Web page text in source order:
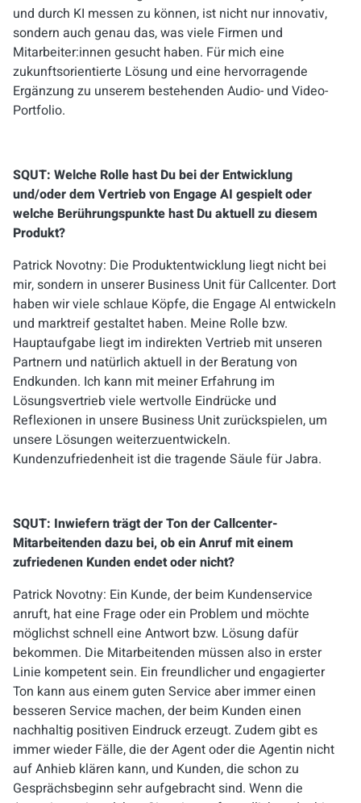
und durch KI messen zu können, ist nicht nur innovativ,
sondern auch genau das, was viele Firmen und
Mitarbeiter:innen gesucht haben. Für mich eine
zukunftsorientierte Lösung und eine hervorragende
Ergänzung zu unserem bestehenden Audio- und Video-
Portfolio.
SQUT: Welche Rolle hast Du bei der Entwicklung
und/oder dem Vertrieb von Engage AI gespielt oder
welche Berührungspunkte hast Du aktuell zu diesem
Produkt?
Patrick Novotny: Die Produktentwicklung liegt nicht bei
mir, sondern in unserer Business Unit für Callcenter. Dort
haben wir viele schlaue Köpfe, die Engage AI entwickeln
und marktreif gestaltet haben. Meine Rolle bzw.
Hauptaufgabe liegt im indirekten Vertrieb mit unseren
Partnern und natürlich aktuell in der Beratung von
Endkunden. Ich kann mit meiner Erfahrung im
Lösungsvertrieb viele wertvolle Eindrücke und
Reflexionen in unsere Business Unit zurückspielen, um
unsere Lösungen weiterzuentwickeln.
Kundenzufriedenheit ist die tragende Säule für Jabra.
SQUT: Inwiefern trägt der Ton der Callcenter-
Mitarbeitenden dazu bei, ob ein Anruf mit einem
zufriedenen Kunden endet oder nicht?
Patrick Novotny: Ein Kunde, der beim Kundenservice
anruft, hat eine Frage oder ein Problem und möchte
möglichst schnell eine Antwort bzw. Lösung dafür
bekommen. Die Mitarbeitenden müssen also in erster
Linie kompetent sein. Ein freundlicher und engagierter
Ton kann aus einem guten Service aber immer einen
besseren Service machen, der beim Kunden einen
nachhaltig positiven Eindruck erzeugt. Zudem gibt es
immer wieder Fälle, die der Agent oder die Agentin nicht
auf Anhieb klären kann, und Kunden, die schon zu
Gesprächsbeginn sehr aufgebracht sind. Wenn die